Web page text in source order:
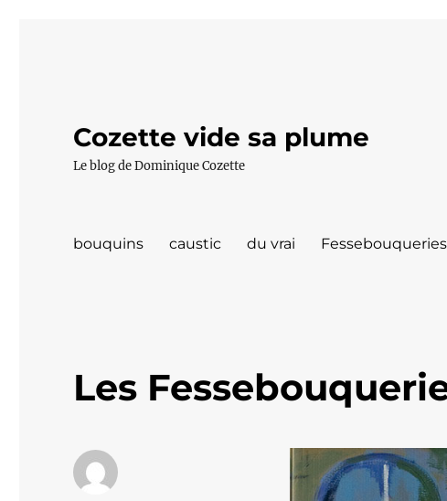
Cozette vide sa plume
Le blog de Dominique Cozette
bouquins caustic du vrai Fessebouqueries
Les